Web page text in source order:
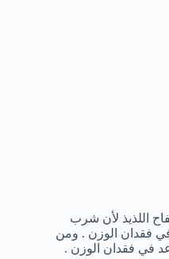
اللذيذ لأن شرب
فقدان الوزن . ومن
في فقدان الوزن .